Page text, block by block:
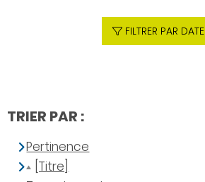
FILTRER PAR DATE
TRIER PAR :
Pertinence
[Titre]